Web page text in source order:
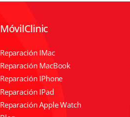
MóvilClinic
Reparación IMac
Reparación MacBook
Reparación IPhone
Reparación IPad
Reparación Apple Watch